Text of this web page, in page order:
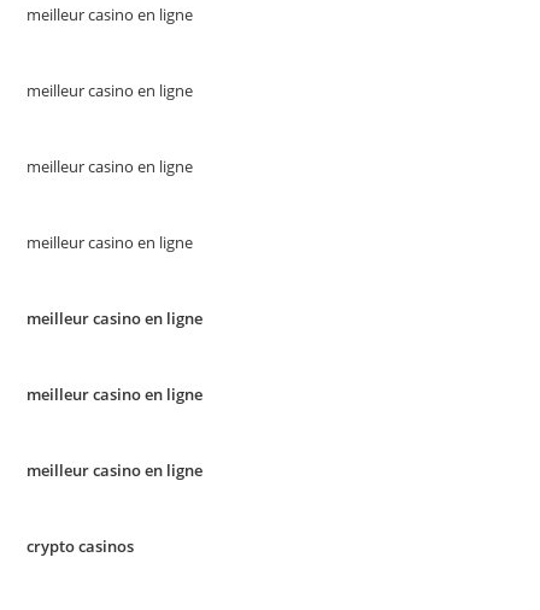
meilleur casino en ligne
meilleur casino en ligne
meilleur casino en ligne
meilleur casino en ligne
meilleur casino en ligne
meilleur casino en ligne
meilleur casino en ligne
crypto casinos